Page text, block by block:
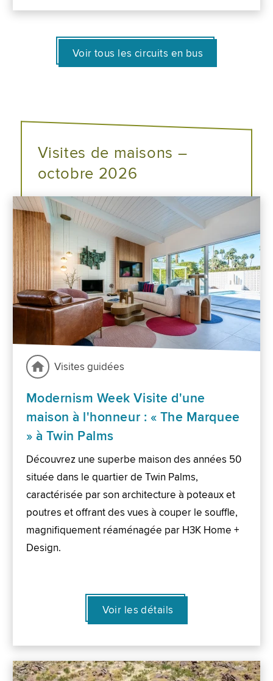
Voir tous les circuits en bus
Visites de maisons –
octobre 2026
Visites guidées
Modernism Week Visite d'une
maison à l'honneur : « The Marquee
» à Twin Palms
Découvrez une superbe maison des années 50
située dans le quartier de Twin Palms,
caractérisée par son architecture à poteaux et
poutres et offrant des vues à couper le souffle,
magnifiquement réaménagée par H3K Home +
Design.
Voir les détails